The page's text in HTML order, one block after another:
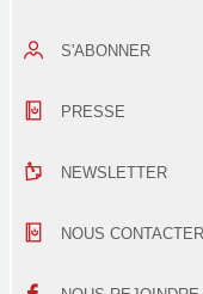
S'ABONNER
PRESSE
NEWSLETTER
NOUS CONTACTER